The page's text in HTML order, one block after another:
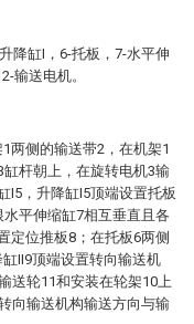
降缸I，6-托板，7-水平伸
输送电机。
两侧的输送带2，在机架1
杆朝上，在旋转电机3输
I5，升降缸I5顶端设置托板
平伸缩缸7相互垂直且各
定位推板8；在托板6两侧
II9顶端设置转向输送机
送轮11和安装在轮架10上
向输送机构输送方向与输